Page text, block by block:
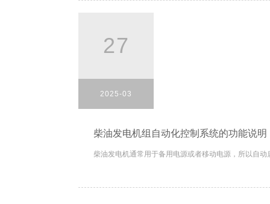
27
2025-03
柴油发电机组自动化控制系统的功能说明
柴油发电机通常用于备用电源或者移动电源，所以自